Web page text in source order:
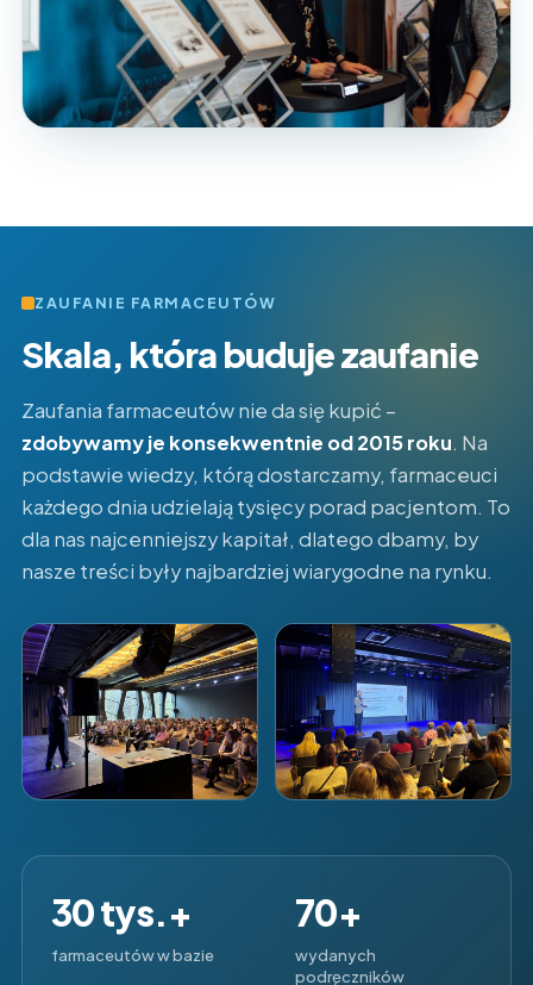
ZAUFANIE FARMACEUTÓW
Skala, która buduje zaufanie
Zaufania farmaceutów nie da się kupić –
zdobywamy je konsekwentnie od 2015 roku. Na
podstawie wiedzy, którą dostarczamy, farmaceuci
każdego dnia udzielają tysięcy porad pacjentom. To
dla nas najcenniejszy kapitał, dlatego dbamy, by
nasze treści były najbardziej wiarygodne na rynku.
30 tys.+
farmaceutów w bazie
70+
wydanych
podręczników